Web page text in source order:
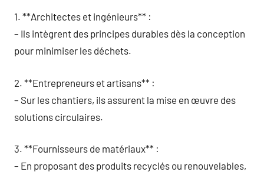
1. **Architectes et ingénieurs** :
– Ils intègrent des principes durables dès la conception
pour minimiser les déchets.
2. **Entrepreneurs et artisans** :
– Sur les chantiers, ils assurent la mise en œuvre des
solutions circulaires.
3. **Fournisseurs de matériaux** :
– En proposant des produits recyclés ou renouvelables,